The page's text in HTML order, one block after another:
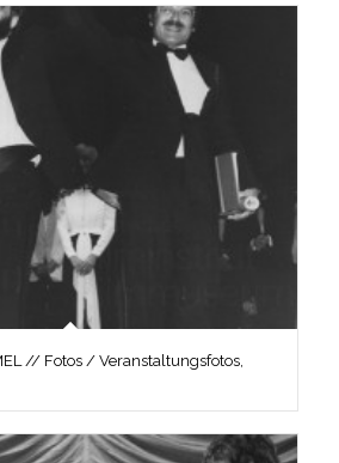
// Fotos / Veranstaltungsfotos,